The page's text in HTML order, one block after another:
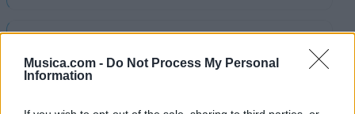
Musica.com - Do Not Process My Personal
Information
Gracias